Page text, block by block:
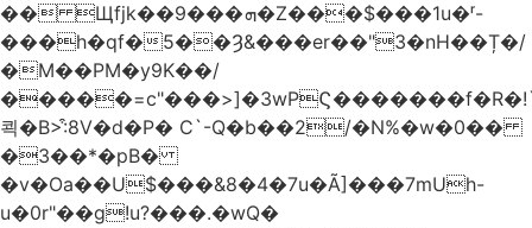
�� Щfjk��ܗ���9�Z���$���1u�ʳ-
���h�qf�5��Ȝ&���er��"3�nH��Ț�/
�M��PM�y9K��/
쾩�B>:͒8V�d�P� C`-Q�b��2/�N%�w�0��
�3��*�pB�
�v�Oa��U$���&8�4�7u�Ã]���7mUh-
u�0r"��g!u?���.�wQ�